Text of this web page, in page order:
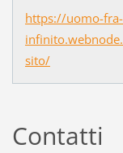
https://uomo-
sito/
Contatti